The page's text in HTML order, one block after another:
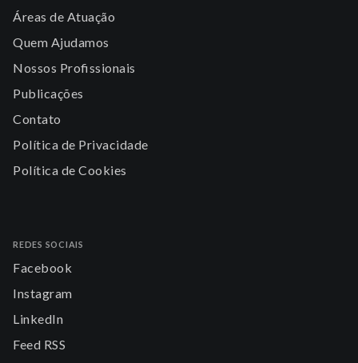
Áreas de Atuação
Quem Ajudamos
Nossos Profissionais
Publicações
Contato
Política de Privacidade
Política de Cookies
REDES SOCIAIS
Facebook
Instagram
LinkedIn
Feed RSS